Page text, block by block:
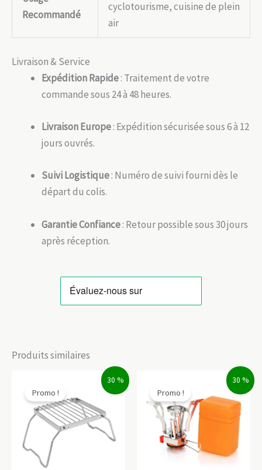
Recommandé
cyclotourisme, cuisine de plein
air
Livraison & Service
Expédition Rapide: Traitement de votre
commande sous 24 à 48 heures.
Livraison Europe: Expédition sécurisée sous 6 à 12
jours ouvrés.
Suivi Logistique: Numéro de suivi fourni dès le
départ du colis.
Garantie Confiance: Retour possible sous 30 jours
après réception.
Produits similaires
30 %
Promo !
30 %
Promo !